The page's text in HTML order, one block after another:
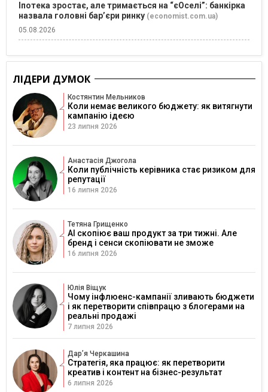
Іпотека зростає, але тримається на “єОселі”: банкірка
назвала головні бар’єри ринку (economist.com.ua)
05.08.2026
ЛІДЕРИ ДУМОК
Костянтин Мельников
Коли немає великого бюджету: як витягнути
кампанію ідеєю
23 липня 2026
Анастасія Джогола
Коли публічність керівника стає ризиком для
репутації
16 липня 2026
Тетяна Грищенко
AI скопіює ваш продукт за три тижні. Але
бренд і сенси скопіювати не зможе
16 липня 2026
Юлія Віщук
Чому інфлюенс-кампанії зливають бюджети
і як перетворити співпрацю з блогерами на
реальні продажі
7 липня 2026
Дарʼя Черкашина
Стратегія, яка працює: як перетворити
креатив і контент на бізнес-результат
6 липня 2026